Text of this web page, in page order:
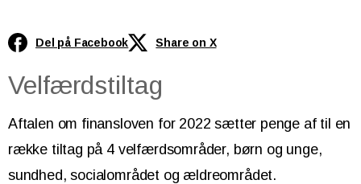
Del på Facebook Share on X
Velfærdstiltag
Aftalen om finansloven for 2022 sætter penge af til en
række tiltag på 4 velfærdsområder, børn og unge,
sundhed, socialområdet og ældreområdet.